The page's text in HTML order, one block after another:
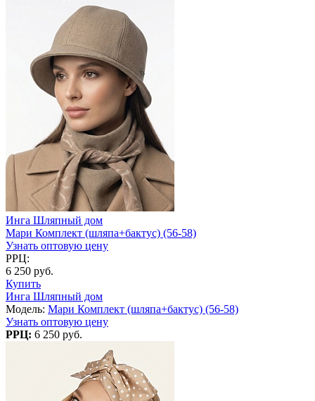
Инга Шляпный дом
Мари Комплект (шляпа+бактус) (56-58)
Узнать оптовую цену
РРЦ:
6 250 руб.
Купить
Инга Шляпный дом
Модель: Мари Комплект (шляпа+бактус) (56-58)
Узнать оптовую цену
РРЦ: 6 250 руб.